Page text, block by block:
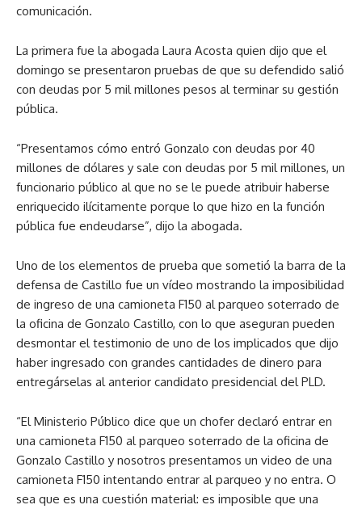
comunicación.
La primera fue la abogada Laura Acosta quien dijo que el
domingo se presentaron pruebas de que su defendido salió
con deudas por 5 mil millones pesos al terminar su gestión
pública.
“Presentamos cómo entró Gonzalo con deudas por 40
millones de dólares y sale con deudas por 5 mil millones, un
funcionario público al que no se le puede atribuir haberse
enriquecido ilícitamente porque lo que hizo en la función
pública fue endeudarse”, dijo la abogada.
Uno de los elementos de prueba que sometió la barra de la
defensa de Castillo fue un vídeo mostrando la imposibilidad
de ingreso de una camioneta F150 al parqueo soterrado de
la oficina de Gonzalo Castillo, con lo que aseguran pueden
desmontar el testimonio de uno de los implicados que dijo
haber ingresado con grandes cantidades de dinero para
entregárselas al anterior candidato presidencial del PLD.
“El Ministerio Público dice que un chofer declaró entrar en
una camioneta F150 al parqueo soterrado de la oficina de
Gonzalo Castillo y nosotros presentamos un video de una
camioneta F150 intentando entrar al parqueo y no entra. O
sea que es una cuestión material: es imposible que una